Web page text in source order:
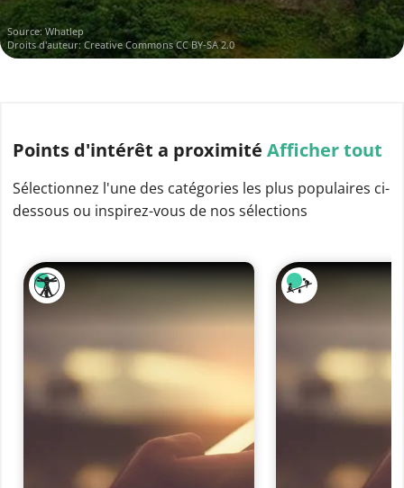
Source: Whatlep
Droits d'auteur:Creative Commons CC BY-SA 2.0
Points d'intérêt a proximité Afficher tout
Sélectionnez l'une des catégories les plus populaires ci-
dessous ou inspirez-vous de nos sélections